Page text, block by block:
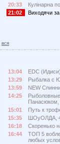
20:33
Кулінарна
21:02
Виходячи
вся
13:04
EDC
13:29
Рыбалка с
13:59
NEW
14:25
Панасюком,
15:01
Путь к
15:35
ШОуОЛДА,
16:18
Скоренько
16:44
ТОП 5
любых